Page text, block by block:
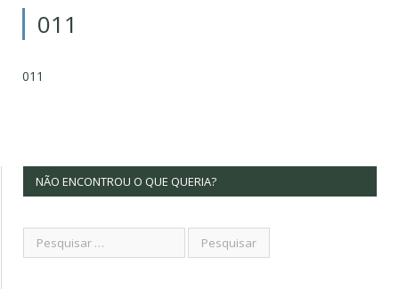
011
011
NÃO ENCONTROU O QUE QUERIA?